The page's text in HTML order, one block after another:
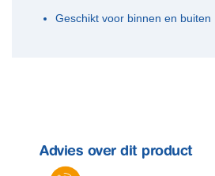
Geschikt voor binnen en buiten
Advies over dit product